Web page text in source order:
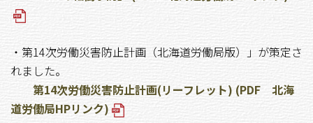
・第14次労働災害防止計画（北海道労働局版）」が策定さ
れました。
第14次労働災害防止計画(リーフレット) (PDF 北海
道労働局HPリンク)